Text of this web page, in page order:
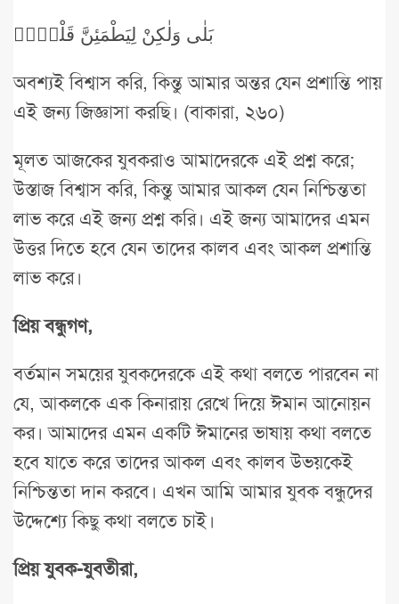
بَلٰى وَلٰكِنْ لِيَطْمَئِنَّ قَلْب۪يۜ
অবশ্যই বিশ্বাস করি, কিন্তু আমার অন্তর যেন প্রশান্তি পায়
এই জন্য জিজ্ঞাসা করছি। (বাকারা, ২৬০)
মূলত আজকের যুবকরাও আমাদেরকে এই প্রশ্ন করে;
উস্তাজ বিশ্বাস করি, কিন্তু আমার আকল যেন নিশ্চিন্ততা
লাভ করে এই জন্য প্রশ্ন করি। এই জন্য আমাদের এমন
উত্তর দিতে হবে যেন তাদের কালব এবং আকল প্রশান্তি
লাভ করে।
প্রিয় বন্ধুগণ,
বর্তমান সময়ের যুবকদেরকে এই কথা বলতে পারবেন না
যে, আকলকে এক কিনারায় রেখে দিয়ে ঈমান আনোয়ন
কর। আমাদের এমন একটি ঈমানের ভাষায় কথা বলতে
হবে যাতে করে তাদের আকল এবং কালব উভয়কেই
নিশ্চিন্ততা দান করবে। এখন আমি আমার যুবক বন্ধুদের
উদ্দেশ্যে কিছু কথা বলতে চাই।
প্রিয় যুবক-যুবতীরা,